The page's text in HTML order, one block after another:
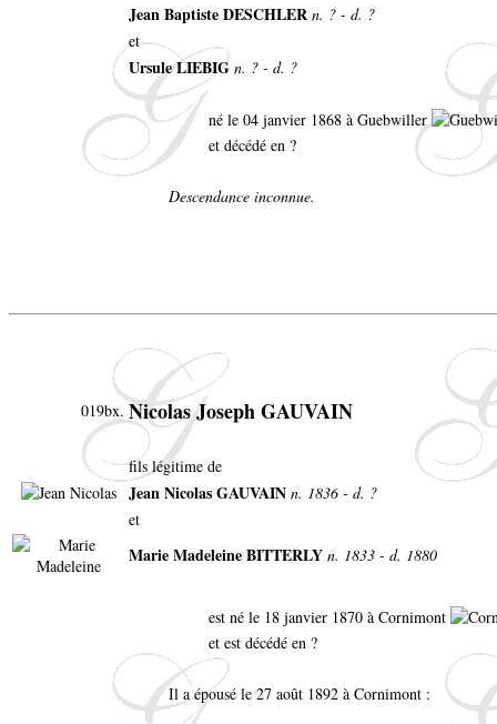
Jean Baptiste DESCHLER n. ? - d. ?
et
Ursule LIEBIG n. ? - d. ?
né le 04 janvier 1868 à Guebwiller
et décédé en ?
Descendance inconnue.
019bx. Nicolas Joseph GAUVAIN
fils légitime de
Jean Nicolas GAUVAIN n. 1836 - d. ?
et
Marie Madeleine BITTERLY n. 1833 - d. 1880
est né le 18 janvier 1870 à Cornimont
et est décédé en ?
Il a épousé le 27 août 1892 à Cornimont :